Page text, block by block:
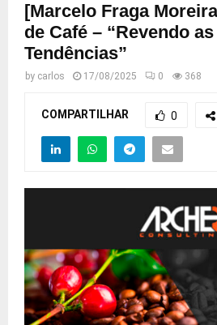
[Marcelo Fraga
de Café – “Revendo
Tendências”
by carlos 17/08/2025 0 368
COMPARTILHAR 0